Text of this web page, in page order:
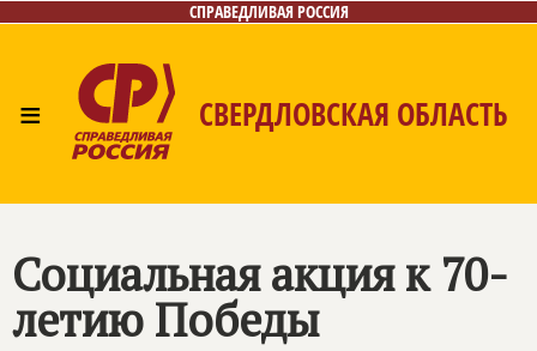
СПРАВЕДЛИВАЯ РОССИЯ
≡ СВЕРДЛОВСКАЯ ОБЛАСТЬ
Социальная акция к 70-
летию Победы